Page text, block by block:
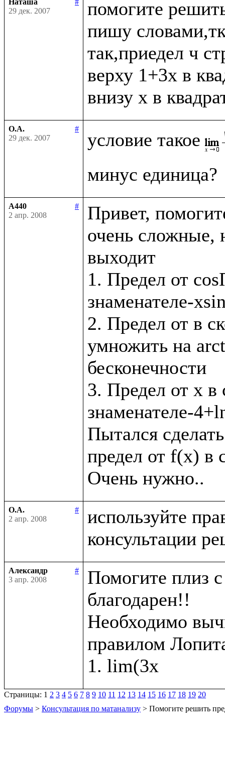
29 дек. 2007
помогите
пишу
так,приедел ч
верху 1+3x в
О.А.
#
29 дек. 2007
условие такое
A440
#
2 апр. 2008
Привет,
очень сложные,
выходит
1. Предел от
знаменателе-
2. Предел от в
умножить на
бесконечности
3. Предел от x в
знаменателе-
Пытался
предел от f(x) в
О.А.
#
2 апр. 2008
используйте
Александр
#
3 апр. 2008
Помогите плиз
благодарен!!
Необходимо
правилом
Страницы: 1 2 3 4 5 6 7 8 9 10 11 12 13 14 15 16 17 18 19 20
Форумы > Консультация по матанализу > Помогите решить